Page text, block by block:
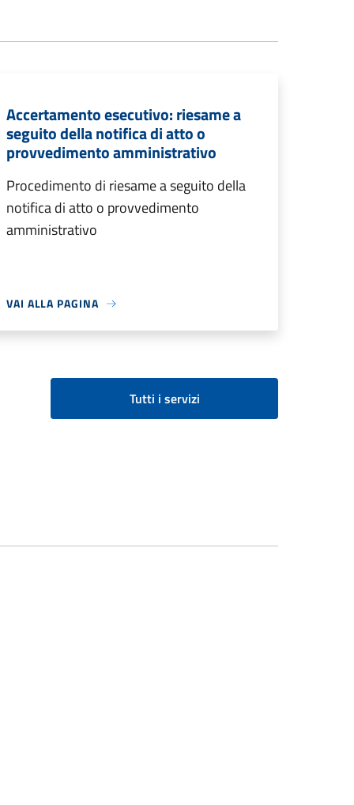
Accertamento esecutivo: riesame a
seguito della notifica di atto o
provvedimento amministrativo
Procedimento di riesame a seguito della
notifica di atto o provvedimento
amministrativo
VAI ALLA PAGINA
Tutti i servizi